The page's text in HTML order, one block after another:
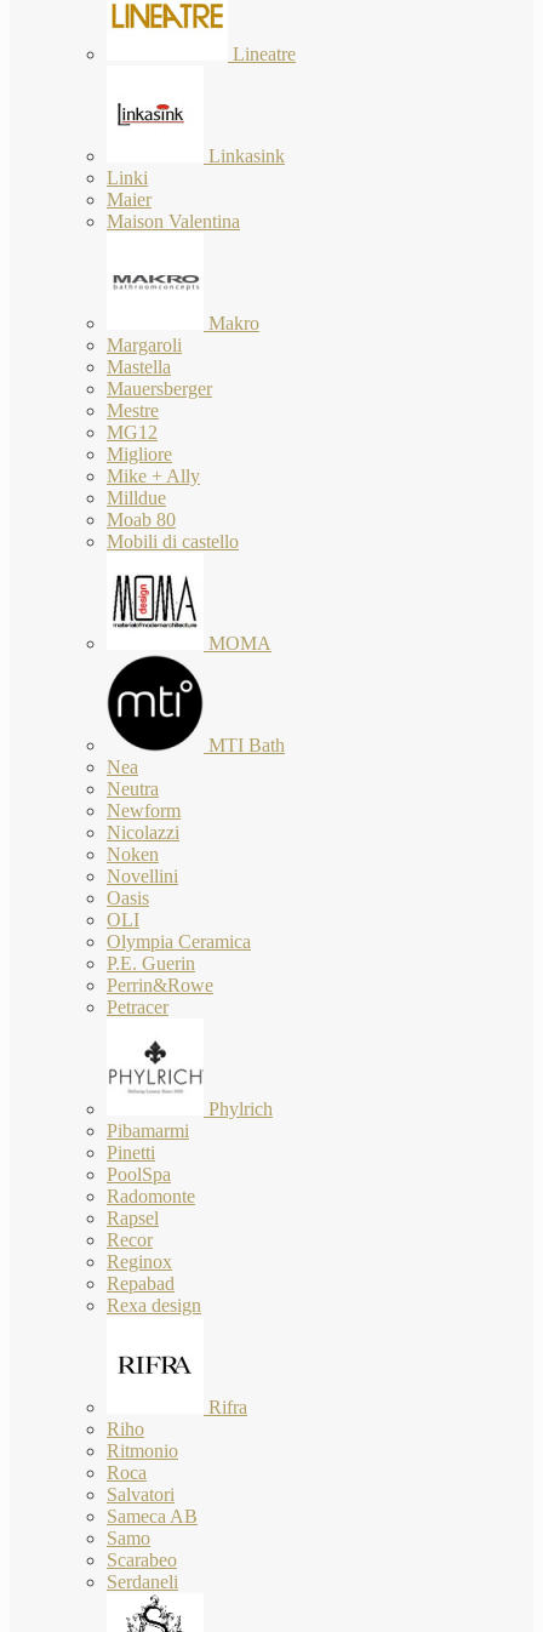
Lineatre
Linkasink
Linki
Maier
Maison Valentina
Makro
Margaroli
Mastella
Mauersberger
Mestre
MG12
Migliore
Mike + Ally
Milldue
Moab 80
Mobili di castello
MOMA
MTI Bath
Nea
Neutra
Newform
Nicolazzi
Noken
Novellini
Oasis
OLI
Olympia Ceramica
P.E. Guerin
Perrin&Rowe
Petracer
Phylrich
Pibamarmi
Pinetti
PoolSpa
Radomonte
Rapsel
Recor
Reginox
Repabad
Rexa design
Rifra
Riho
Ritmonio
Roca
Salvatori
Sameca AB
Samo
Scarabeo
Serdaneli